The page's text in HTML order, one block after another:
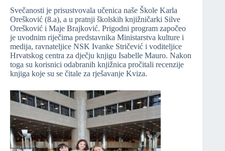
Svečanosti je prisustvovala učenica naše Škole Karla
Orešković (8.a), a u pratnji školskih knjižničarki Silve
Orešković i Maje Brajković. Prigodni program započeo
je uvodnim riječima predstavnika Ministarstva kulture i
medija, ravnateljice NSK Ivanke Stričević i voditeljice
Hrvatskog centra za dječju knjigu Isabelle Mauro. Nakon
toga su korisnici odabranih knjižnica pročitali recenzije
knjiga koje su se čitale za rješavanje Kviza.